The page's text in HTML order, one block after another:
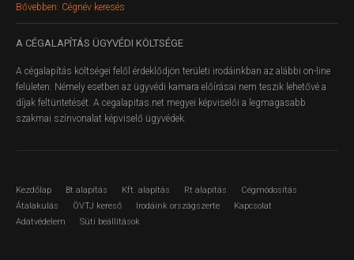
Bővebben: Cégnév keresés
A CÉGALAPÍTÁS ÜGYVÉDI KÖLTSÉGE
A cégalapítás költségei felől érdeklődjön területi irodáinkban az alábbi on-line
felületen. Némely esetben az ügyvédi kamara előírásai nem teszik lehetővé a
díjak feltüntetését. A cegalapitas.net megyei képviselői a legmagasabb
szakmai színvonalat képviselő ügyvédek.
Kezdőlap Bt alapítás Kft. alapítás Rt alapítás
Cégmódosítás
Átalakulás
ÖVTJ kereső Irodáink országszerte
Kapcsolat
Adatvédelem
Süti beállítások